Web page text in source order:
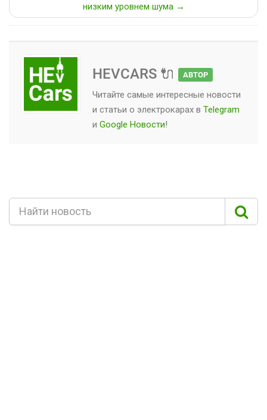
низким уровнем шума →
HEVCARS 🔌 АВТОР
Читайте самые интересные новости
и статьи о электрокарах в Telegram
и Google Новости!